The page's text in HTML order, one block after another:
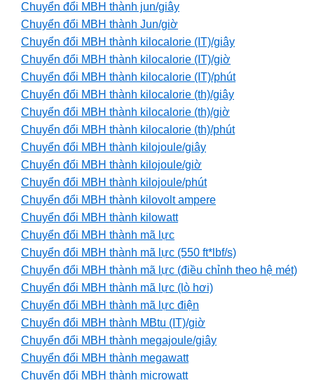
Chuyển đổi MBH thành jun/giây
Chuyển đổi MBH thành Jun/giờ
Chuyển đổi MBH thành kilocalorie (IT)/giây
Chuyển đổi MBH thành kilocalorie (IT)/giờ
Chuyển đổi MBH thành kilocalorie (IT)/phút
Chuyển đổi MBH thành kilocalorie (th)/giây
Chuyển đổi MBH thành kilocalorie (th)/giờ
Chuyển đổi MBH thành kilocalorie (th)/phút
Chuyển đổi MBH thành kilojoule/giây
Chuyển đổi MBH thành kilojoule/giờ
Chuyển đổi MBH thành kilojoule/phút
Chuyển đổi MBH thành kilovolt ampere
Chuyển đổi MBH thành kilowatt
Chuyển đổi MBH thành mã lực
Chuyển đổi MBH thành mã lực (550 ft*lbf/s)
Chuyển đổi MBH thành mã lực (điều chỉnh theo hệ mét)
Chuyển đổi MBH thành mã lực (lò hơi)
Chuyển đổi MBH thành mã lực điện
Chuyển đổi MBH thành MBtu (IT)/giờ
Chuyển đổi MBH thành megajoule/giây
Chuyển đổi MBH thành megawatt
Chuyển đổi MBH thành microwatt